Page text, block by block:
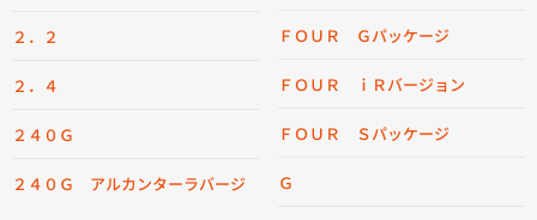
２．２
２．４
２４０Ｇ
２４０Ｇ アルカンターラバージ
ＦＯＵＲ Ｇパッケージ
ＦＯＵＲ ｉＲバージョン
ＦＯＵＲ Ｓパッケージ
Ｇ